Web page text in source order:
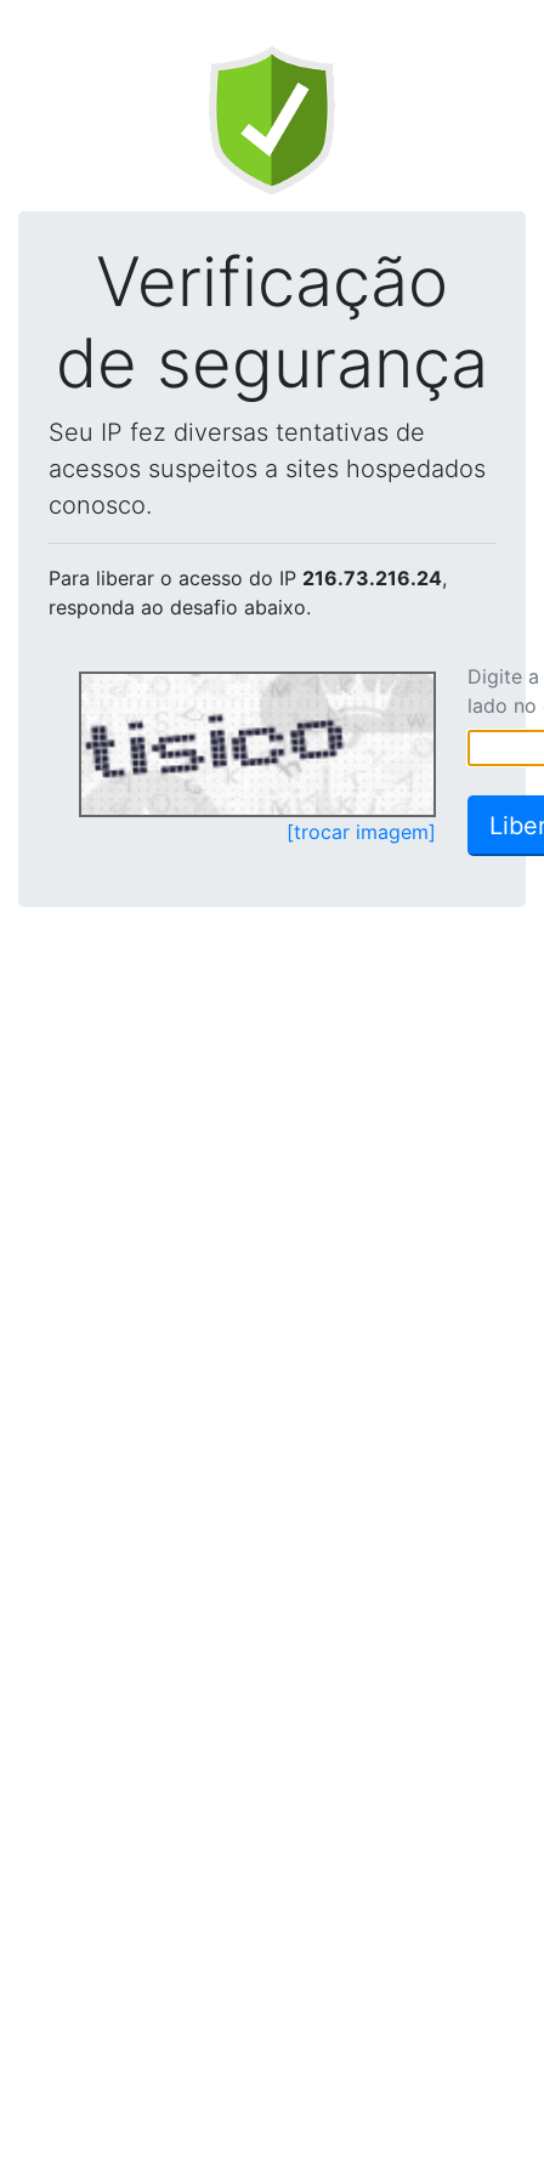
Verificação
de segurança
Seu IP fez diversas tentativas de
acessos suspeitos a sites hospedados
conosco.
Para liberar o acesso do IP 216.73.216.24,
responda ao desafio abaixo.
[trocar imagem]
Digite
lado no